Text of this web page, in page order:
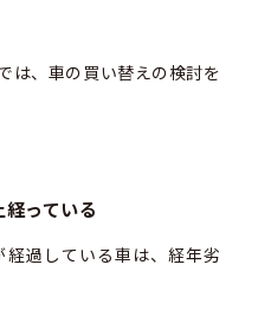
は、車の買い替えの検討を
っている
過している車は、経年劣